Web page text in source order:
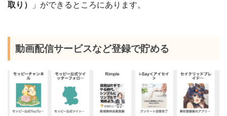
取り）
」ができるところにあります。
動画配信サービスなど登録で貯める